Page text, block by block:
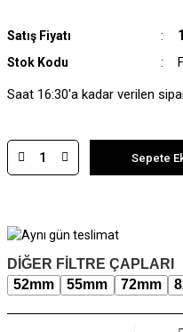
Satış Fiyatı
Stok Kodu
Saat 16:30'a kadar verilen
Sepete
DİĞER FİLTRE ÇAPLARI
52mm
55mm 72mm